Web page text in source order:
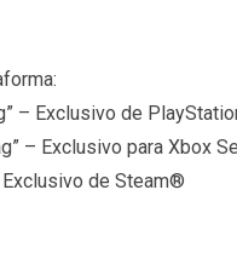
– Exclusivo de
– Exclusivo para Xbox
de Steam®